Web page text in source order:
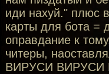
иди нахуй." плюс
карты для бота =
оправдание к
читеры,
ВИРУСИ ВИРУСИ